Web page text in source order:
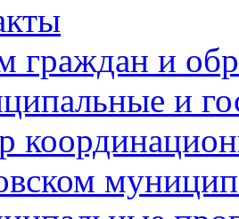
граждан и
и